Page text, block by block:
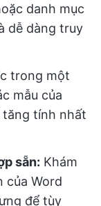
danh mục
dễ dàng truy
trong một
mẫu của
tăng tính nhất
sẵn: Khám
của Word
để tùy